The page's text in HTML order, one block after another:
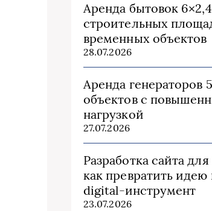
Аренда бытовок
строительных
временных объектов
28.07.2026
Аренда генераторов
объектов с
нагрузкой
27.07.2026
Разработка сайта
как превратить идею
digital-инструмент
23.07.2026